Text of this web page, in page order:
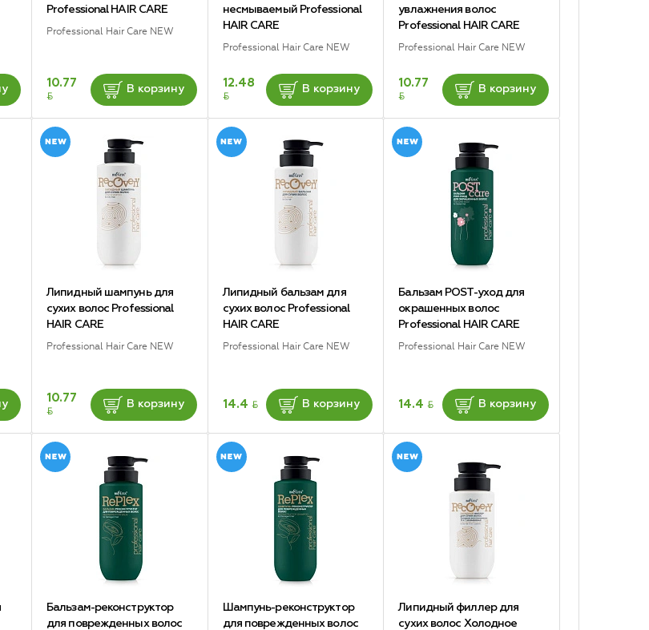
Professional HAIR CARE
Professional Hair Care NEW
10.77
BYN В корзину
несмываемый Professional
HAIR CARE
Professional Hair Care NEW
12.48
BYN В корзину
увлажнения волос
Professional HAIR CARE
Professional Hair Care NEW
10.77
BYN В корзину
Липидный шампунь для
сухих волос Professional
HAIR CARE
Professional Hair Care NEW
10.77
BYN В корзину
Липидный бальзам для
сухих волос Professional
HAIR CARE
Professional Hair Care NEW
14.4 BYN В корзину
Бальзам POST-уход для
окрашенных волос
Professional HAIR CARE
Professional Hair Care NEW
14.4BYN В корзину
Бальзам-реконструктор
для поврежденных волос
Шампунь-реконструктор
для поврежденных волос
Липидный филлер для
сухих волос Холодное